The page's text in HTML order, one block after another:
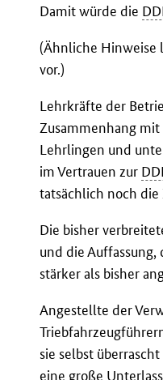
Damit würde die
(Ähnliche Hinweise
vor.)
Lehrkräfte der
Zusammenhang
Lehrlingen und
im Vertrauen zur
tatsächlich noch
Die bisher
und die Auffassung,
stärker als bisher
Angestellte der
sie selbst
eine große